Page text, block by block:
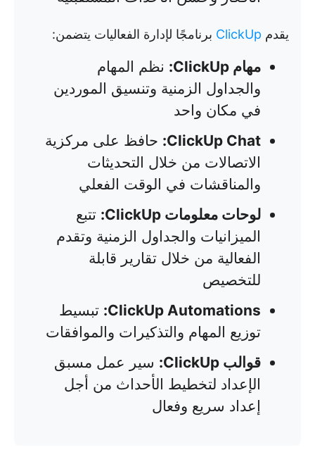
يقدم ClickUp برنامجًا لإدارة الفعاليات يتضمن:
مهام ClickUp:
نظم المهام
والجداول الزمنية وتنسيق الموردين
في مكان واحد
ClickUp Chat: حافظ على مركزية
الاتصالات من خلال التحديثات
والمناقشات في الوقت الفعلي
لوحات معلومات ClickUp:
تتبع
الميزانيات والجداول الزمنية وتقدم
الفعالية من خلال تقارير قابلة
للتخصيص
ClickUp Automations: تبسيط
توزيع المهام والتذكيرات والموافقات
قوالب ClickUp:
سير عمل مسبق
الإعداد لتخطيط الأحداث من أجل
إعداد سريع وفعال